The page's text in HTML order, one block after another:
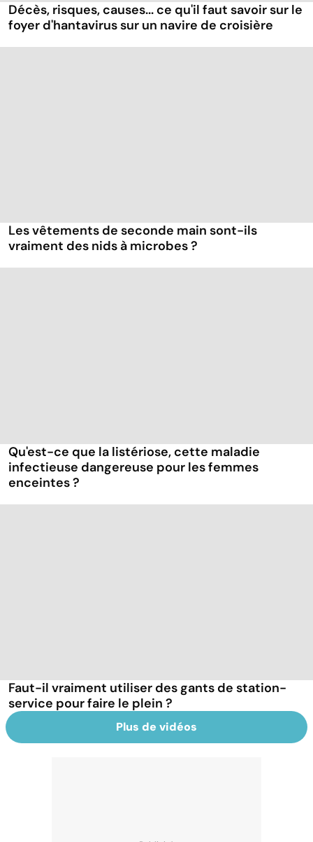
Décès, risques, causes... ce qu'il faut savoir sur le
foyer d'hantavirus sur un navire de croisière
Les vêtements de seconde main sont-ils
vraiment des nids à microbes ?
Qu'est-ce que la listériose, cette maladie
infectieuse dangereuse pour les femmes
enceintes ?
Faut-il vraiment utiliser des gants de station-
service pour faire le plein ?
Plus de vidéos